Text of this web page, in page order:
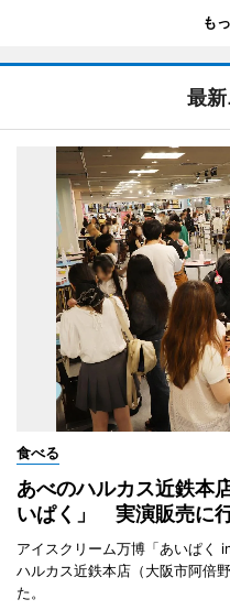
も
最
食べる
あべのハルカス近鉄本
いぱく」 実演販売に
アイスクリーム万博「あいぱく
ハルカス近鉄本店（大阪市阿倍
た。